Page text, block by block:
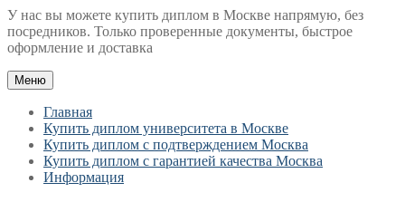
У нас вы можете купить диплом в Москве напрямую, без
посредников. Только проверенные документы, быстрое
оформление и доставка
Меню
Главная
Купить диплом университета в Москве
Купить диплом с подтверждением Москва
Купить диплом с гарантией качества Москва
Информация